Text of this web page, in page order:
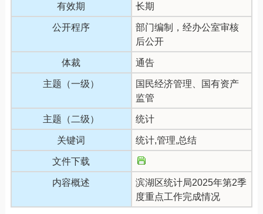
有效期 长期
公开程序
部门编制，经办公室审核
后公开
体裁 通告
主题（一级）
国民经济管理、国有资产
监管
主题（二级） 统计
关键词 统计,管理,总结
文件下载
内容概述
滨湖区统计局2025年第2季
度重点工作完成情况